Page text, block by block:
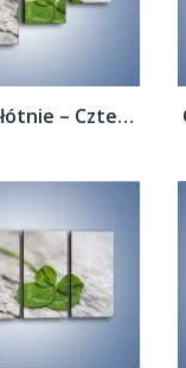
Obraz na płótnie – Czterolistna koniczyna...